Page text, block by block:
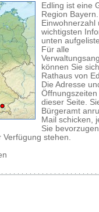
Edling ist eine
Region
Einwohnerzahl
wichtigsten
unten
Für alle
können Sie
Rathaus von
Die Adresse
dieser Seite.
Bürgeramt
Mail schicken,
Sie
stehen.